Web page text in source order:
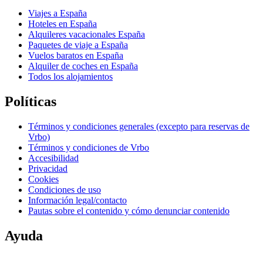
Viajes a España
Hoteles en España
Alquileres vacacionales España
Paquetes de viaje a España
Vuelos baratos en España
Alquiler de coches en España
Todos los alojamientos
Políticas
Términos y condiciones generales (excepto para reservas de
Vrbo)
Términos y condiciones de Vrbo
Accesibilidad
Privacidad
Cookies
Condiciones de uso
Información legal/contacto
Pautas sobre el contenido y cómo denunciar contenido
Ayuda